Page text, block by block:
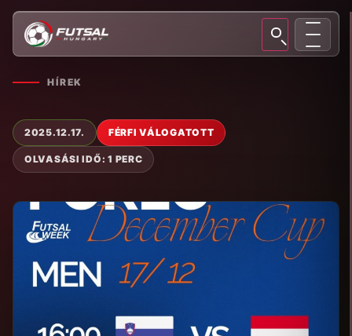
HÍREK
2025.12.17. FÉRFI VÁLOGATOTT
OLVASÁSI IDŐ: 1 PERC